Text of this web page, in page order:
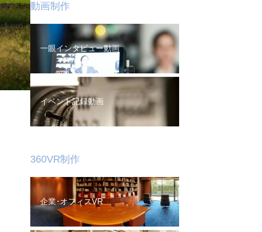
動画制作
一眼インタビュー動画
イベント記録動画
360VR制作
企業･オフィスVR